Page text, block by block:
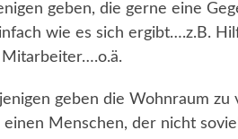
geben, die gerne eine
wie es sich ergibt….z.B.
geben die Wohnraum zu
Menschen, der nicht